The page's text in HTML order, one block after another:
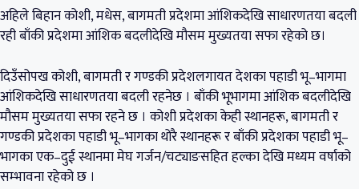
अहिले बिहान कोशी, मधेस, बागमती प्रदेशमा आंशिकदेखि साधारणतया बदली
रही बाँकी प्रदेशमा आंशिक बदलीदेखि मौसम मुख्यतया सफा रहेको छ।
दिउँसोपख कोशी, बागमती र गण्डकी प्रदेशलगायत देशका पहाडी भू–भागमा
आंशिकदेखि साधारणतया बदली रहनेछ । बाँकी भूभागमा आंशिक बदलीदेखि
मौसम मुख्यतया सफा रहने छ । कोशी प्रदेशका केही स्थानहरू, बागमती र
गण्डकी प्रदेशका पहाडी भू–भागका थोरै स्थानहरू र बाँकी प्रदेशका पहाडी भू–
भागका एक–दुई स्थानमा मेघ गर्जन/चट्याङसहित हल्का देखि मध्यम वर्षाको
सम्भावना रहेको छ ।